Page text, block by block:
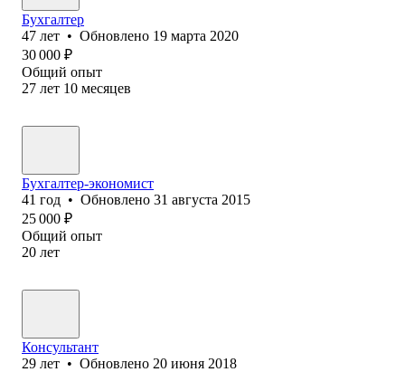
Бухгалтер
47 лет • Обновлено 19 марта 2020
30 000 ₽
Общий опыт
27 лет 10 месяцев
Бухгалтер-экономист
41 год • Обновлено 31 августа 2015
25 000 ₽
Общий опыт
20 лет
Консультант
29 лет • Обновлено 20 июня 2018